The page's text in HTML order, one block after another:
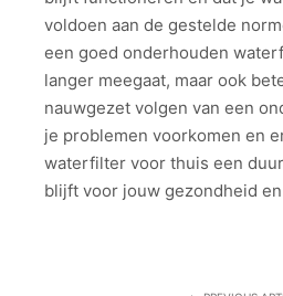
voldoen aan de gestelde
een goed onderhouden
langer meegaat, maar ook
nauwgezet volgen van een
je problemen voorkomen en
waterfilter voor thuis een
blijft voor jouw gezondheid